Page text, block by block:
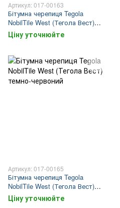
Артикул: 017-00163
Бітумна черепиця Tegola
NobilTile West (Тегола Вест)
темно-сірий
Ціну уточнюйте
Артикул: 017-00165
Бітумна черепиця Tegola
NobilTile West (Тегола Вест)
темно-червоний
Ціну уточнюйте